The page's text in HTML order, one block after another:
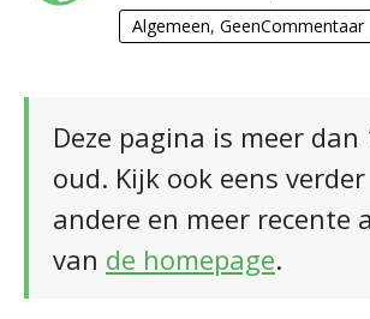
Algemeen, GeenCommentaar
Deze pagina is meer
oud. Kijk ook eens
andere en meer recente
van de homepage.